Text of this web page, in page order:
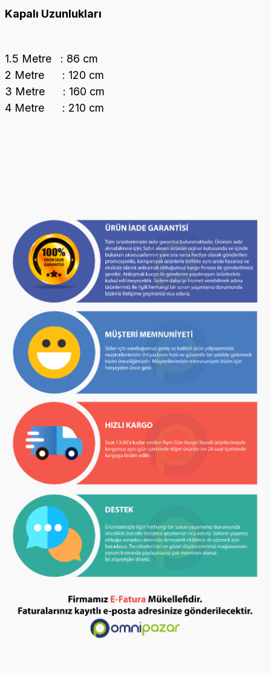
Kapalı Uzunlukları
1.5 Metre : 86 cm
2 Metre : 120 cm
3 Metre : 160 cm
4 Metre : 210 cm